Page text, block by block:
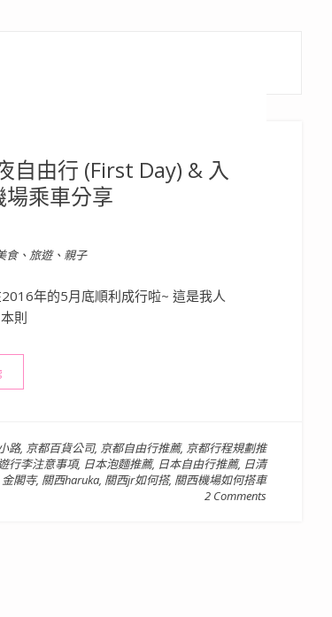
自由行 (First Day) & 入
乘車分享
食、旅遊、親子
年的5月底順利成行啦~ 這是我人
則
“【旅】日本．京都| 京阪奈六天五夜自由行 (First Day) & 入境、
路, 京都百貨公司, 京都自由行推薦, 京都行程規劃推
行李注意事項, 日本泡麵推薦, 日本自由行推薦, 日清
金閣寺, 關西haruka, 關西jr如何搭, 關西機場如何搭車
2 Comments